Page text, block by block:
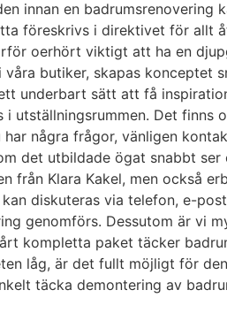
innan en
föreskrivs i direktivet för allt
oerhört viktigt att ha en
våra butiker, skapas
underbart sätt att få
i utställningsrummen. Det
några frågor, vänligen
det utbildade ögat snabbt
från Klara Kakel, men också
diskuteras via telefon, e-
genomförs. Dessutom är vi
kompletta paket täcker
låg, är det fullt möjligt för
täcka demontering av